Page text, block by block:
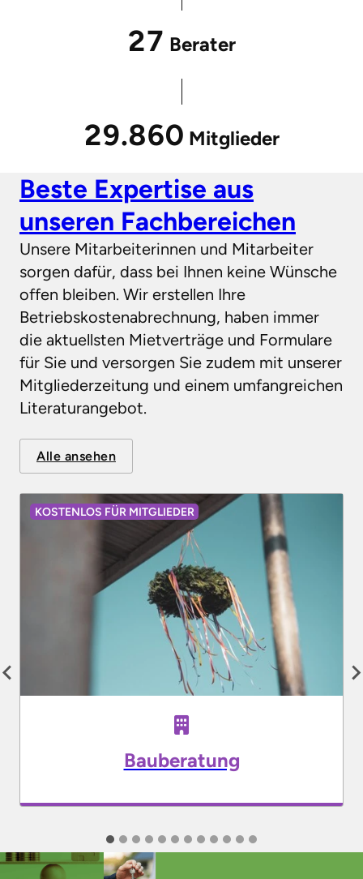
27 Berater
29.860 Mitglieder
Beste Expertise aus
unseren Fachbereichen
Unsere Mitarbeiterinnen und Mitarbeiter
sorgen dafür, dass bei Ihnen keine Wünsche
offen bleiben. Wir erstellen Ihre
Betriebskostenabrechnung, haben immer
die aktuellsten Mietverträge und Formulare
für Sie und versorgen Sie zudem mit unserer
Mitgliederzeitung und einem umfangreichen
Literaturangebot.
Alle ansehen
KOSTENLOS FÜR MITGLIEDER
Bauberatung